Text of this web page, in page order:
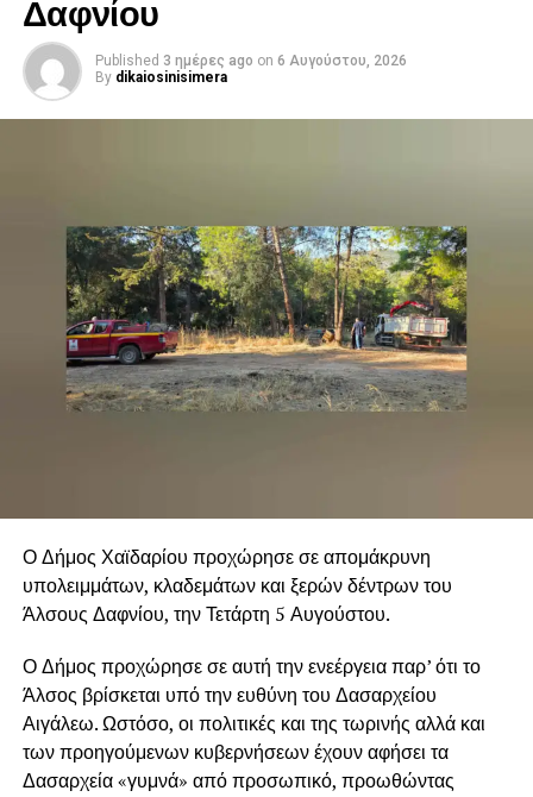
Δαφνίου
Published 3 ημέρες ago on 6 Αυγούστου, 2026
By dikaiosinisimera
Ο Δήμος Χαϊδαρίου προχώρησε σε απομάκρυνη
υπολειμμάτων, κλαδεμάτων και ξερών δέντρων του
Άλσους Δαφνίου, την Τετάρτη 5 Αυγούστου.
Ο Δήμος προχώρησε σε αυτή την ενεέργεια παρ’ ότι το
Άλσος βρίσκεται υπό την ευθύνη του Δασαρχείου
Αιγάλεω. Ωστόσο, οι πολιτικές και της τωρινής αλλά και
των προηγούμενων κυβερνήσεων έχουν αφήσει τα
Δασαρχεία «γυμνά» από προσωπικό, προωθώντας